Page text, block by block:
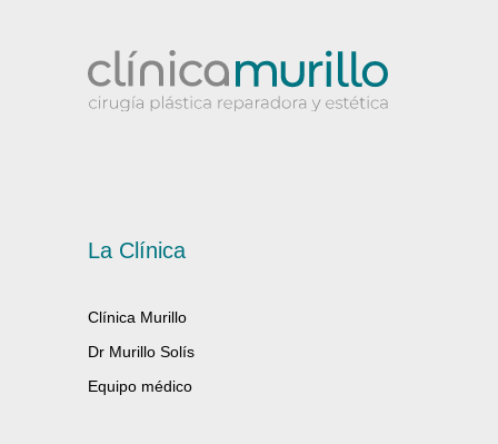
La Clínica
Clínica Murillo
Dr Murillo Solís
Equipo médico